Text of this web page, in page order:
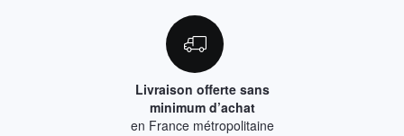
Livraison offerte sans
minimum d’achat
en France métropolitaine